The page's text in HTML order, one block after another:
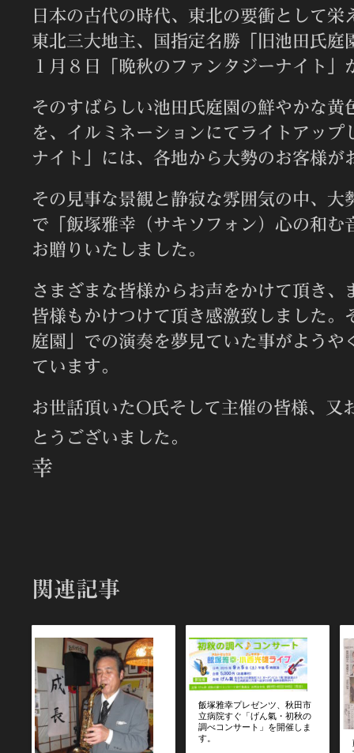
日本の古代の時代、東北の要衝として
東北三大地主、国指定名勝「旧池田氏庭
１月８日「晩秋のファンタジーナイト」
そのすばらしい池田氏庭園の鮮やかな黄
を、イルミネーションにてライトアップ
ナイト」には、各地から大勢のお客様が
その見事な景観と静寂な雰囲気の中、大
で「飯塚雅幸（サキソフォン）心の和む
お贈りいたしました。
さまざまな皆様からお声をかけて頂き、
皆様もかけつけて頂き感激致しました。
庭園」での演奏を夢見ていた事がようや
ています。
お世話頂いたO氏そして主催の皆様、又
とうございました
幸
関連記事
飯塚雅幸プレゼンツ、秋田市
立病院すぐ「げん氣・初秋の
調べコンサート」を開催しま
す。